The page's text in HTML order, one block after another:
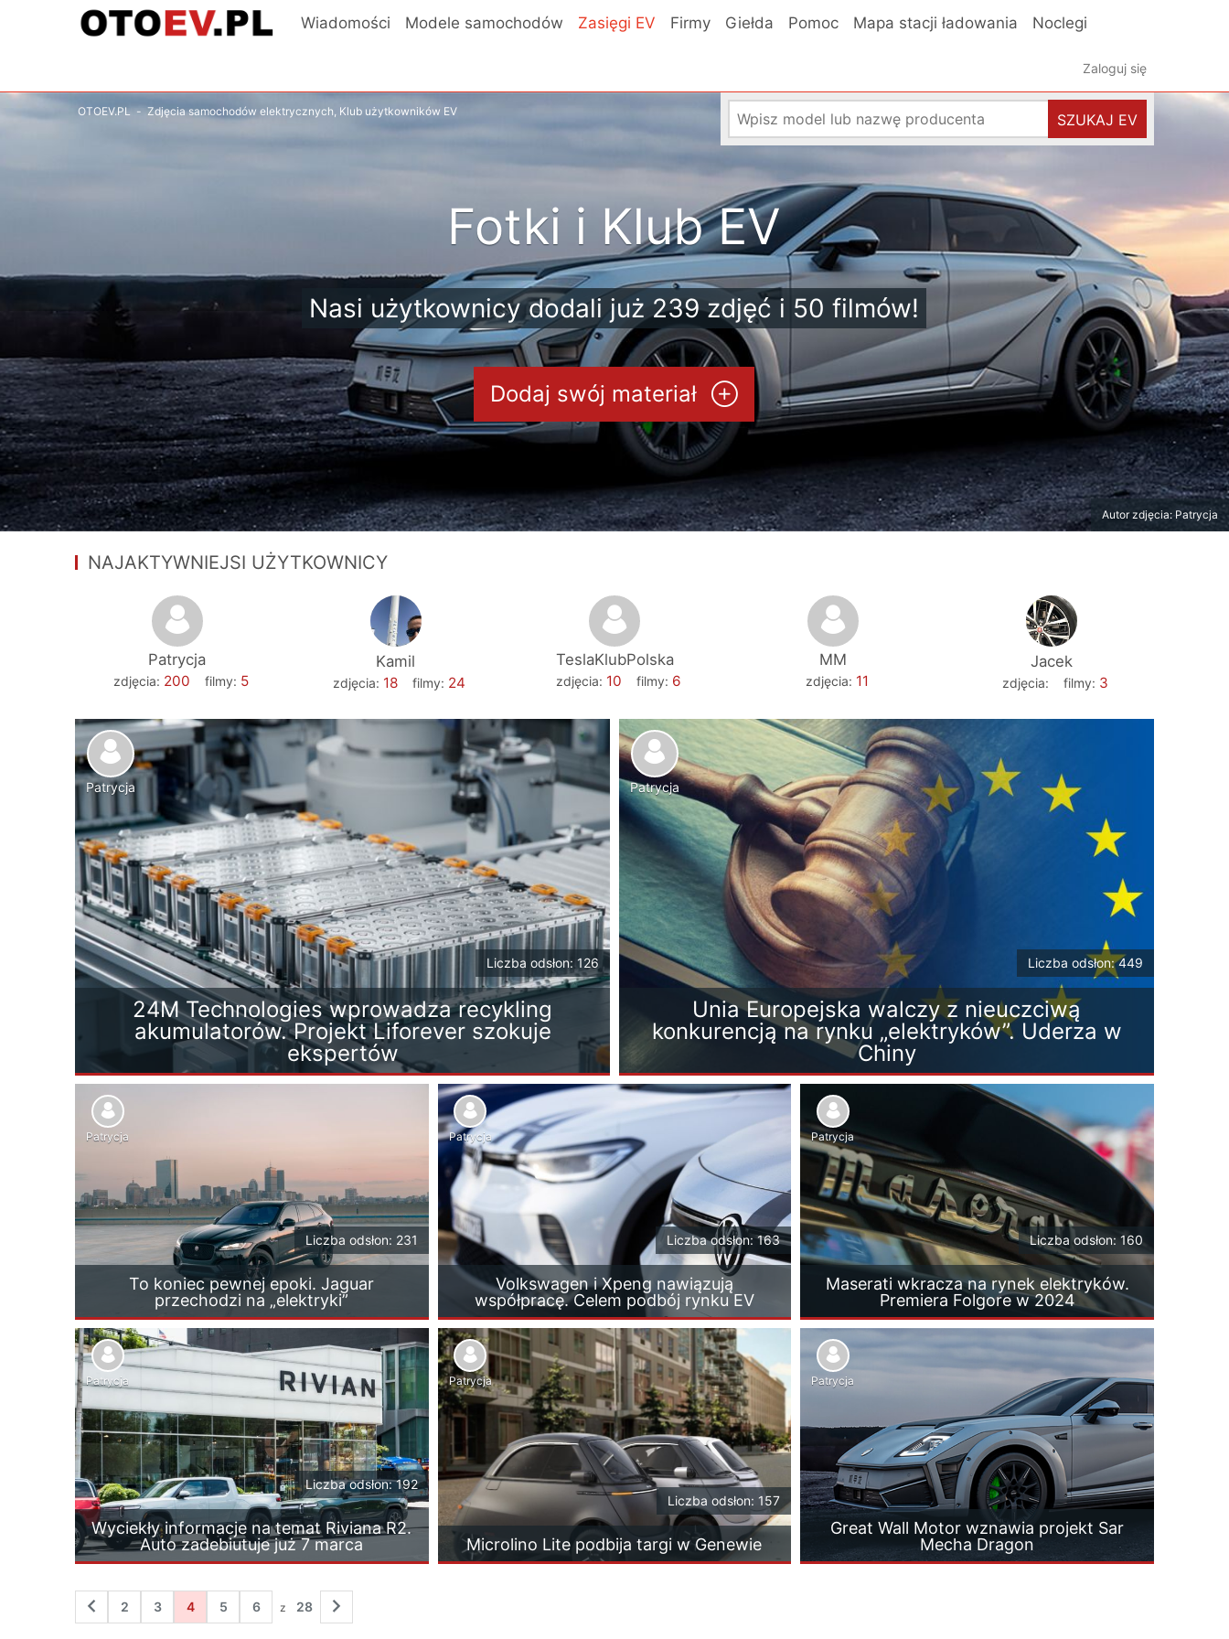
Wiadomości Modele samochodów Zasięgi EV Firmy Giełda Pomoc Mapa stacji ładowania Noclegi
Zaloguj się
SZUKAJ EV
OTOEV.PL - Zdjęcia samochodów elektrycznych, Klub użytkowników EV
Fotki i Klub EV
Nasi użytkownicy dodali już 239 zdjęć i 50 filmów!
Dodaj swój materiał
Autor zdjęcia: Patrycja
NAJAKTYWNIEJSI UŻYTKOWNICY
Patrycja
zdjęcia: 200 filmy: 5
Kamil
zdjęcia: 18 filmy: 24
TeslaKlubPolska
zdjęcia: 10 filmy: 6
MM
zdjęcia: 11
Jacek
zdjęcia: filmy: 3
24M Technologies wprowadza recykling
akumulatorów. Projekt Liforever szokuje
ekspertów
Liczba odsłon: 126
Patrycja
Unia Europejska walczy z nieuczciwą
konkurencją na rynku „elektryków”. Uderza w
Chiny
Liczba odsłon: 449
Patrycja
To koniec pewnej epoki. Jaguar
przechodzi na „elektryki”
Liczba odsłon: 231
Patrycja
Volkswagen i Xpeng nawiązują
współpracę. Celem podbój rynku EV
Liczba odsłon: 163
Patrycja
Maserati wkracza na rynek elektryków.
Premiera Folgore w 2024
Liczba odsłon: 160
Patrycja
Wyciekły informacje na temat Riviana R2.
Auto zadebiutuje już 7 marca
Liczba odsłon: 192
Patrycja
Microlino Lite podbija targi w Genewie
Liczba odsłon: 157
Patrycja
Great Wall Motor wznawia projekt Sar
Mecha Dragon
Patrycja
2 3 4 5 6 z 28